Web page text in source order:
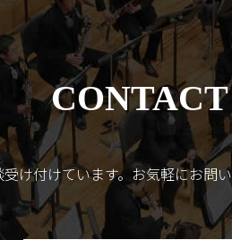
CONTACT
け付けています。 お気軽にお問